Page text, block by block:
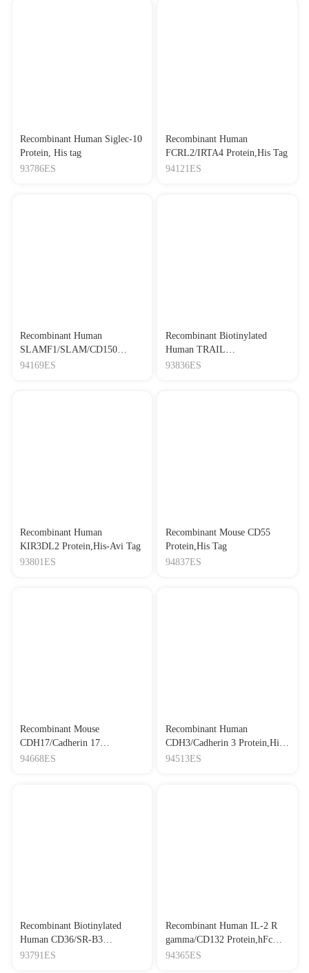
Recombinant Human Siglec-10
Protein, His tag
93786ES
Recombinant Human
FCRL2/IRTA4 Protein,His Tag
94121ES
Recombinant Human
SLAMF1/SLAM/CD150
Protein,His Tag
94169ES
Recombinant Biotinylated
Human TRAIL
R1/DR4/TNFRSF10A
93836ES
Recombinant Human
KIR3DL2 Protein,His-Avi Tag
93801ES
Recombinant Mouse CD55
Protein,His Tag
94837ES
Recombinant Mouse
CDH17/Cadherin 17
Protein,His Tag
94668ES
Recombinant Human
CDH3/Cadherin 3 Protein,His
Tag
94513ES
Recombinant Biotinylated
Human CD36/SR-B3
Protein,His-Avi Tag
93791ES
Recombinant Human IL-2 R
gamma/CD132 Protein,hFc
Tag
94365ES